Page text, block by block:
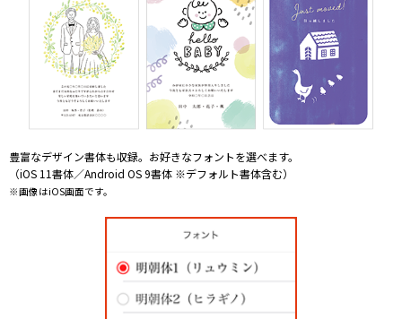
豊富なデザイン書体も収録。お好きなフォントを選べます。
（iOS 11書体／Android OS 9書体 ※デフォルト書体含む）
※画像はiOS画面です。